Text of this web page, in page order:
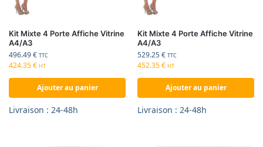
Kit Mixte 4 Porte Affiche Vitrine
A4/A3
496.49€ TTC
424.35€ HT
Ajouter au panier
Livraison : 24-48h
Kit Mixte 4 Porte Affiche Vitrine
A4/A3
529.25€ TTC
452.35€ HT
Ajouter au panier
Livraison : 24-48h